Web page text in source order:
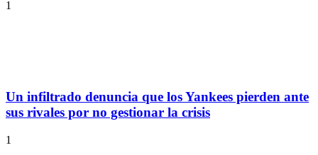
1
Un infiltrado denuncia que los Yankees pierden ante
sus rivales por no gestionar la crisis
1